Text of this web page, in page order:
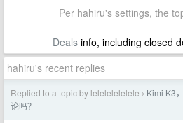
Per hahiru's settings, the
Dealsinfo, including closed
hahiru's recent replies
Replied to a topic by lelelelelelele › Kimi K3
论吗？